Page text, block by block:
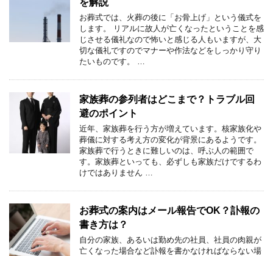
お葬式では、火葬の後に「お骨上げ」という儀式を
します。 リアルに故人が亡くなったということを感
じさせる儀礼なので怖いと感じる人もいますが、大
切な儀礼ですのでマナーや作法などをしっかり守り
たいものです。 …
家族葬の参列者はどこまで？トラブル回
避のポイント
近年、家族葬を行う方が増えています。核家族化や
葬儀に対する考え方の変化が背景にあるようです。
家族葬で行うときに難しいのは、呼ぶ人の範囲で
す。家族葬といっても、必ずしも家族だけでするわ
けではありません …
お葬式の案内はメール報告でOK？訃報の
書き方は？
自分の家族、あるいは勤め先の社員、社員の肉親が
亡くなった場合など訃報を書かなければならない場